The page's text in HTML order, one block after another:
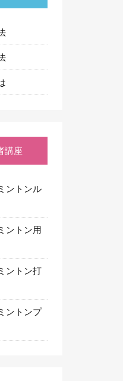
講座
ントンル
ントン用
ントン打
ントンプ